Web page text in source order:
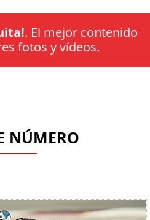
. El mejor contenido
fotos y vídeos.
NÚMERO